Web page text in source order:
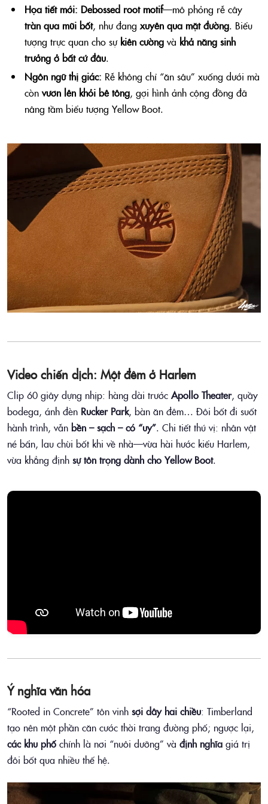
Họa tiết mới: Debossed root motif—mô phỏng rễ cây
tràn qua mũi bốt, như đang xuyên qua mặt đường. Biểu
tượng trực quan cho sự kiên cườngvà khả năng sinh
trưởng ở bất cứ đâu.
Ngôn ngữ thị giác: Rễ không chỉ “ăn sâu” xuống dưới mà
cònvươn lên khỏi bê tông, gợi hình ảnh cộng đồng đã
nâng tầm biểu tượng Yellow Boot.
Video chiến dịch: Một đêm ở Harlem
Clip 60 giây dựng nhịp: hàng dài trước Apollo Theater, quầy
bodega, ánh đèn Rucker Park, bàn ăn đêm… Đôi bốt đi suốt
hành trình, vẫn bền – sạch – có “uy”. Chi tiết thú vị: nhân vật
né bẩn, lau chùi bốt khi về nhà—vừa hài hước kiểu Harlem,
vừa khẳng định sự tôn trọng dành cho Yellow Boot.
Ý nghĩa văn hóa
“Rooted in Concrete” tôn vinh sợi dây hai chiều: Timberland
tạo nên một phần căn cước thời trang đường phố; ngược lại,
các khu phốchính là nơi “nuôi dưỡng” và định nghĩa giá trị
đôi bốt qua nhiều thế hệ.